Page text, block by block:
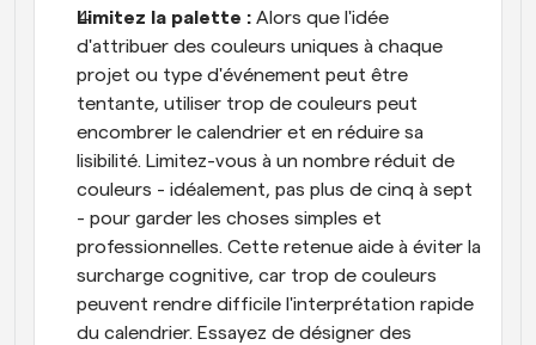
Limitez la palette : Alors que l'idée
d'attribuer des couleurs uniques à chaque
projet ou type d'événement peut être
tentante, utiliser trop de couleurs peut
encombrer le calendrier et en réduire sa
lisibilité. Limitez-vous à un nombre réduit de
couleurs - idéalement, pas plus de cinq à sept
- pour garder les choses simples et
professionnelles. Cette retenue aide à éviter la
surcharge cognitive, car trop de couleurs
peuvent rendre difficile l'interprétation rapide
du calendrier. Essayez de désigner des